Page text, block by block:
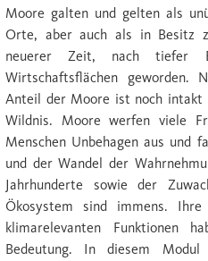
Moore galten und gelten als
Orte, aber auch als in Besitz
neuerer Zeit, nach tiefer
Wirtschaftsflächen geworden.
Anteil der Moore ist noch
Wildnis. Moore werfen viele
Menschen Unbehagen aus und
und der Wandel der
Jahrhunderte sowie der
Ökosystem sind immens.
klimarelevanten Funktionen
Bedeutung. In diesem Modul